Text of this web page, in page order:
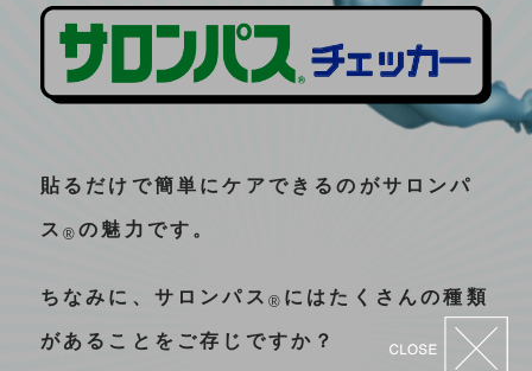
貼るだけで簡単にケアできるのがサロンパ
ス®の魅力です。
ちなみに、サロンパス ® にはたくさんの種類
があることをご存じですか？